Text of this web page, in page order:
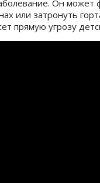
Он может
или затронуть
прямую угрозу